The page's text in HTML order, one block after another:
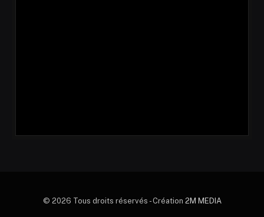
© 2026 Tous droits réservés - Création 2M MEDIA